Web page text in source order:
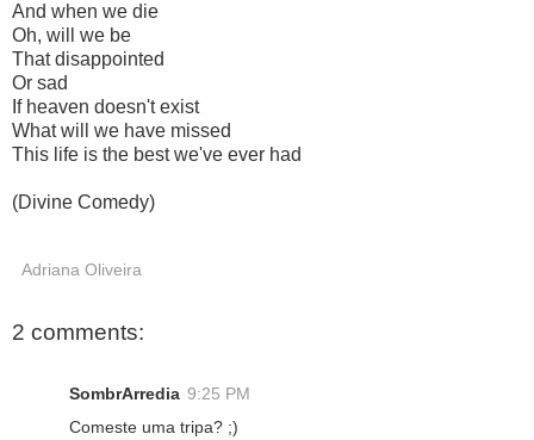
And when we die
Oh, will we be
That disappointed
Or sad
If heaven doesn't exist
What will we have missed
This life is the best we've ever had
(Divine Comedy)
Adriana Oliveira
2 comments:
SombrArredia 9:25 PM
Comeste uma tripa? ;)